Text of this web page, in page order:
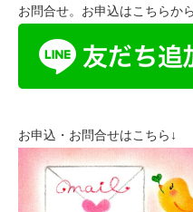
お問合せ。お申込はこちらか
お申込・お問合せはこちら↓